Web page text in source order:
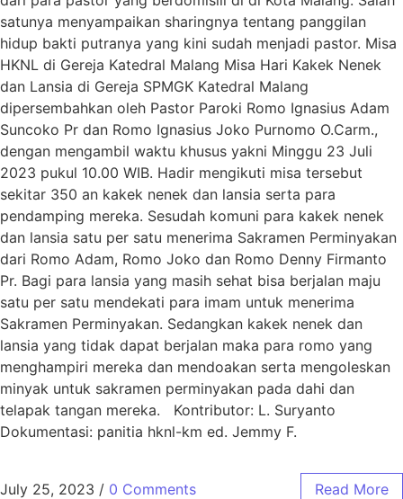
satunya menyampaikan sharingnya tentang panggilan
hidup bakti putranya yang kini sudah menjadi pastor. Misa
HKNL di Gereja Katedral Malang Misa Hari Kakek Nenek
dan Lansia di Gereja SPMGK Katedral Malang
dipersembahkan oleh Pastor Paroki Romo Ignasius Adam
Suncoko Pr dan Romo Ignasius Joko Purnomo O.Carm.,
dengan mengambil waktu khusus yakni Minggu 23 Juli
2023 pukul 10.00 WIB. Hadir mengikuti misa tersebut
sekitar 350 an kakek nenek dan lansia serta para
pendamping mereka. Sesudah komuni para kakek nenek
dan lansia satu per satu menerima Sakramen Perminyakan
dari Romo Adam, Romo Joko dan Romo Denny Firmanto
Pr. Bagi para lansia yang masih sehat bisa berjalan maju
satu per satu mendekati para imam untuk menerima
Sakramen Perminyakan. Sedangkan kakek nenek dan
lansia yang tidak dapat berjalan maka para romo yang
menghampiri mereka dan mendoakan serta mengoleskan
minyak untuk sakramen perminyakan pada dahi dan
telapak tangan mereka. Kontributor: L. Suryanto
Dokumentasi: panitia hknl-km ed. Jemmy F.
July 25, 2023 / 0 Comments Read More